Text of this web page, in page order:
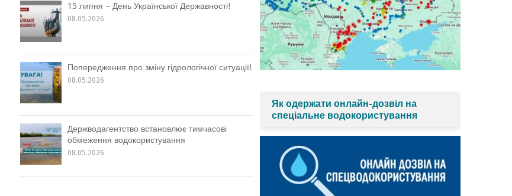
15 липня – День Української Державності!
08.05.2026
Попередження про зміну гідрологічної ситуації!
08.05.2026
Держводагентство встановлює тимчасові
обмеження водокористування
08.05.2026
Як одержати онлайн-дозвіл на
спеціальне водокористування